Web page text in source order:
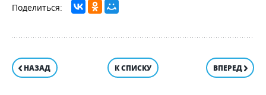
НАЗАД К СПИСКУ ВПЕРЕД